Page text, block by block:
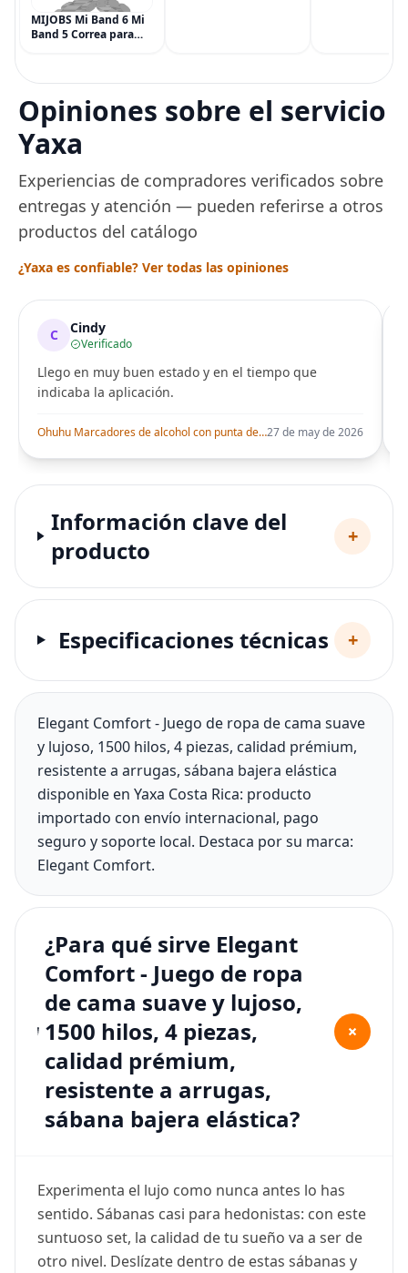
MIJOBS Mi Band 6 Mi
Band 5 Correa para
de metal para Mi
Smart Band 6
Opiniones sobre el servicio
Yaxa
Experiencias de compradores verificados sobre
entregas y atención — pueden referirse a otros
productos del catálogo
¿Yaxa es confiable? Ver todas las opiniones
C Cindy
Verificado
Llego en muy buen estado y en el tiempo que
indicaba la aplicación.
Ohuhu Marcadores de alcohol con punta de pincel – Juego de marcadores artísticos de doble punta con certificación AP para artistas adultos27 de may de 2026
Información clave del
producto
+
Especificaciones técnicas +
Elegant Comfort - Juego de ropa de cama suave
y lujoso, 1500 hilos, 4 piezas, calidad prémium,
resistente a arrugas, sábana bajera elástica
disponible en Yaxa Costa Rica: producto
importado con envío internacional, pago
seguro y soporte local. Destaca por su marca:
Elegant Comfort.
¿Para qué sirve Elegant
Comfort - Juego de ropa
de cama suave y lujoso,
1500 hilos, 4 piezas,
calidad prémium,
resistente a arrugas,
sábana bajera elástica?
+
Experimenta el lujo como nunca antes lo has
sentido. Sábanas casi para hedonistas: con este
suntuoso set, la calidad de tu sueño va a ser de
otro nivel. Deslízate dentro de estas sábanas y